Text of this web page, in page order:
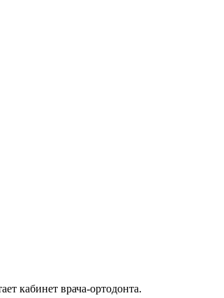
кабинет врача-ортодонта.